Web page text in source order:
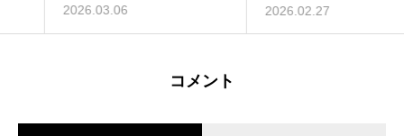
2026.03.06
付）について解説
2026.02.27
コメント